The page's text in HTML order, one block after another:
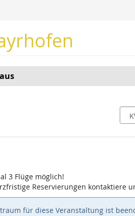
3 Flüge möglich!
Reservierungen kontaktiere
für diese Veranstaltung ist